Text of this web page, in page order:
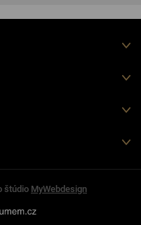
štúdio MyWebdesign